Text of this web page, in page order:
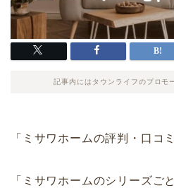
記事内にはタウンライフのプロモ
「ミサワホームの評判・口コ
「ミサワホームのシリーズご